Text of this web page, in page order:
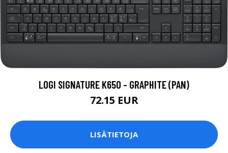
LOGI SIGNATURE K650 - GRAPHITE (PAN)
72.15 EUR
LISÄTIETOJA